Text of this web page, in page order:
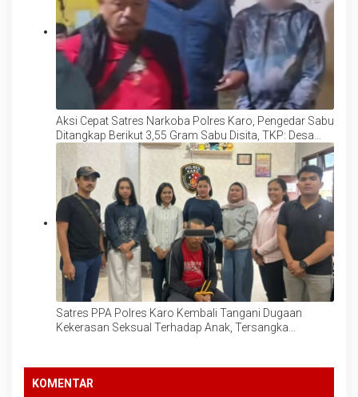
Aksi Cepat Satres Narkoba Polres Karo, Pengedar Sabu
Ditangkap Berikut 3,55 Gram Sabu Disita, TKP: Desa
Satres PPA Polres Karo Kembali Tangani Dugaan
Kekerasan Seksual Terhadap Anak, Tersangka
KOMENTAR